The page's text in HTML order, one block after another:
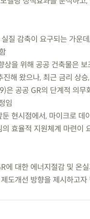
질 감축이 요구되는 가운
을 위해 공공 건축물은
왔으나, 최근 금리 상승
은 공공 GR의 단계적 의무
임
현시점에서, 마이크로 데
효율적 지원체계 마련이
에 대한 에너지절감 및 온
도개선 방향을 제시하고자